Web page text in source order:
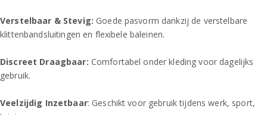
Verstelbaar & Stevig: Goede pasvorm dankzij de verstelbare
klittenbandsluitingen en flexibele baleinen.
Discreet Draagbaar: Comfortabel onder kleding voor dagelijks
gebruik.
Veelzijdig Inzetbaar: Geschikt voor gebruik tijdens werk, sport,